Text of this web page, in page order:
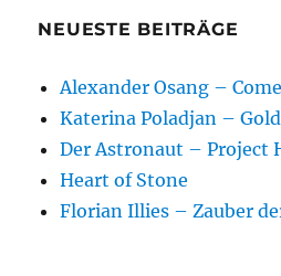
NEUESTE BEITRÄGE
Alexander Osang –
Katerina Poladjan –
Der Astronaut – Project
Heart of Stone
Florian Illies – Zauber